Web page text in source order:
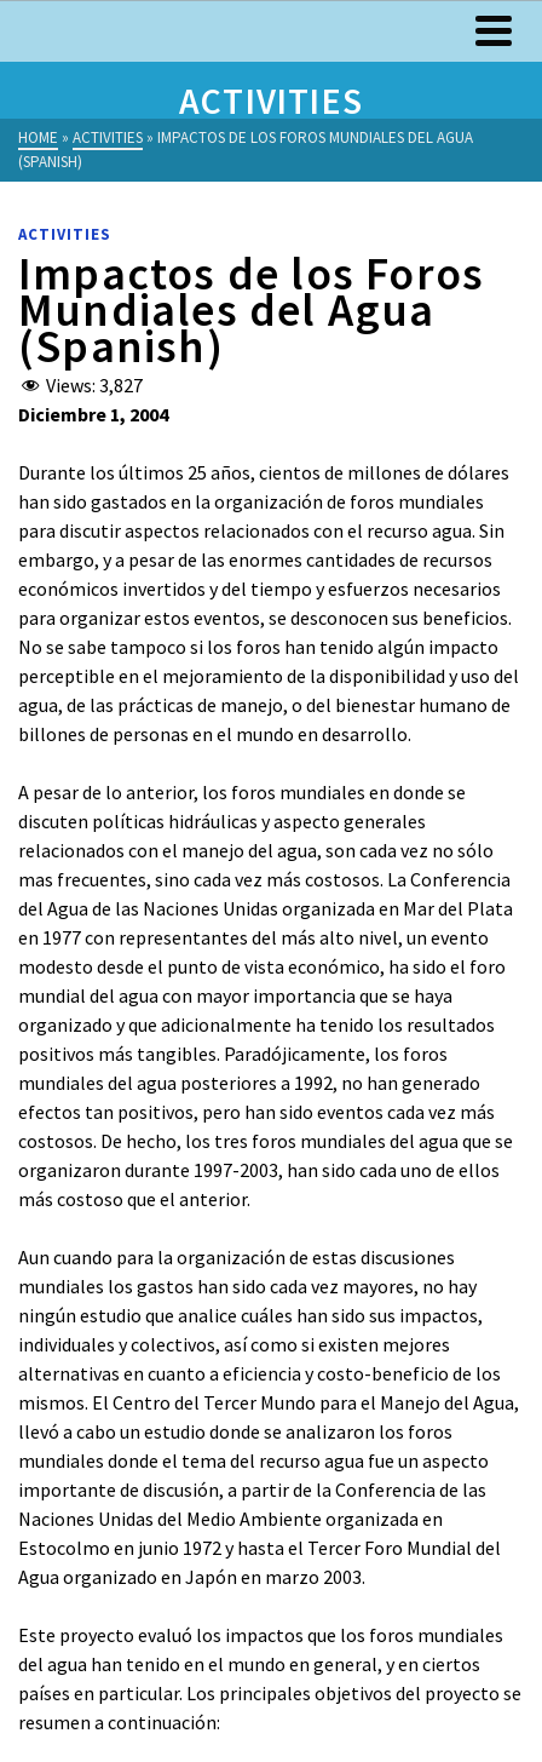
ACTIVITIES
HOME » ACTIVITIES » IMPACTOS DE LOS FOROS MUNDIALES DEL AGUA
(SPANISH)
ACTIVITIES
Impactos de los Foros
Mundiales del Agua
(Spanish)
Views: 3,827
Diciembre 1, 2004
Durante los últimos 25 años, cientos de millones de dólares
han sido gastados en la organización de foros mundiales
para discutir aspectos relacionados con el recurso agua. Sin
embargo, y a pesar de las enormes cantidades de recursos
económicos invertidos y del tiempo y esfuerzos necesarios
para organizar estos eventos, se desconocen sus beneficios.
No se sabe tampoco si los foros han tenido algún impacto
perceptible en el mejoramiento de la disponibilidad y uso del
agua, de las prácticas de manejo, o del bienestar humano de
billones de personas en el mundo en desarrollo.
A pesar de lo anterior, los foros mundiales en donde se
discuten políticas hidráulicas y aspecto generales
relacionados con el manejo del agua, son cada vez no sólo
mas frecuentes, sino cada vez más costosos. La Conferencia
del Agua de las Naciones Unidas organizada en Mar del Plata
en 1977 con representantes del más alto nivel, un evento
modesto desde el punto de vista económico, ha sido el foro
mundial del agua con mayor importancia que se haya
organizado y que adicionalmente ha tenido los resultados
positivos más tangibles. Paradójicamente, los foros
mundiales del agua posteriores a 1992, no han generado
efectos tan positivos, pero han sido eventos cada vez más
costosos. De hecho, los tres foros mundiales del agua que se
organizaron durante 1997-2003, han sido cada uno de ellos
más costoso que el anterior.
Aun cuando para la organización de estas discusiones
mundiales los gastos han sido cada vez mayores, no hay
ningún estudio que analice cuáles han sido sus impactos,
individuales y colectivos, así como si existen mejores
alternativas en cuanto a eficiencia y costo-beneficio de los
mismos. El Centro del Tercer Mundo para el Manejo del Agua,
llevó a cabo un estudio donde se analizaron los foros
mundiales donde el tema del recurso agua fue un aspecto
importante de discusión, a partir de la Conferencia de las
Naciones Unidas del Medio Ambiente organizada en
Estocolmo en junio 1972 y hasta el Tercer Foro Mundial del
Agua organizado en Japón en marzo 2003.
Este proyecto evaluó los impactos que los foros mundiales
del agua han tenido en el mundo en general, y en ciertos
países en particular. Los principales objetivos del proyecto se
resumen a continuación: